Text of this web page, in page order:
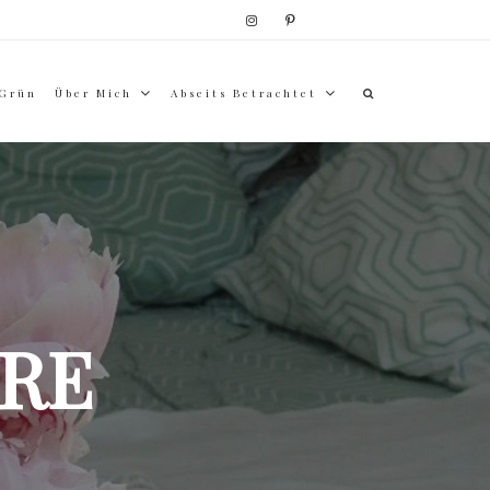
Über Mich Abseits Betrachtet